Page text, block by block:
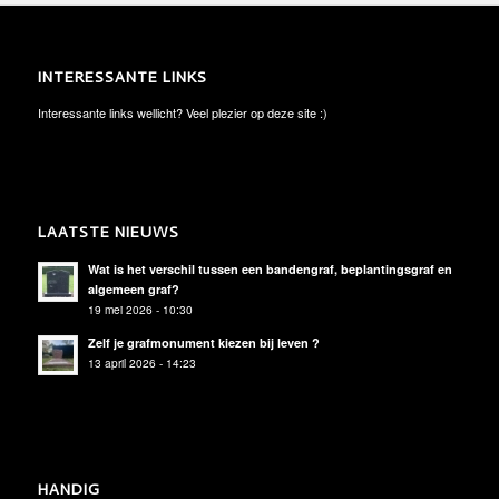
INTERESSANTE LINKS
Interessante links wellicht? Veel plezier op deze site :)
LAATSTE NIEUWS
Wat is het verschil tussen een bandengraf, beplantingsgraf en
algemeen graf?
19 mei 2026 - 10:30
Zelf je grafmonument kiezen bij leven ?
13 april 2026 - 14:23
HANDIG